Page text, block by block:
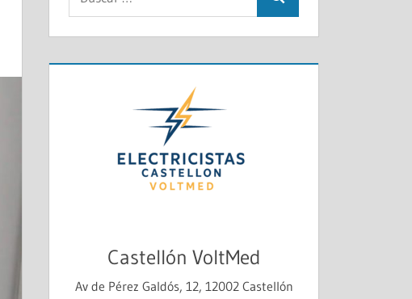
Buscar
Castellón VoltMed
Av de Pérez Galdós, 12, 12002 Castellón